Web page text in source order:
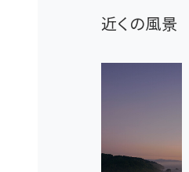
近くの風景